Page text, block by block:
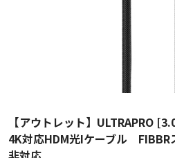
【アウトレット】ULTRAPRO
4K対応HDM光Iケーブル FIBBR